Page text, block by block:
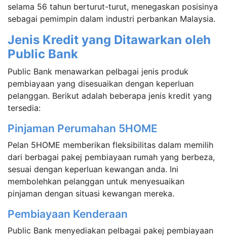
selama 56 tahun berturut-turut, menegaskan posisinya
sebagai pemimpin dalam industri perbankan Malaysia.
Jenis Kredit yang Ditawarkan oleh
Public Bank
Public Bank menawarkan pelbagai jenis produk
pembiayaan yang disesuaikan dengan keperluan
pelanggan. Berikut adalah beberapa jenis kredit yang
tersedia:
Pinjaman Perumahan 5HOME
Pelan 5HOME memberikan fleksibilitas dalam memilih
dari berbagai pakej pembiayaan rumah yang berbeza,
sesuai dengan keperluan kewangan anda. Ini
membolehkan pelanggan untuk menyesuaikan
pinjaman dengan situasi kewangan mereka.
Pembiayaan Kenderaan
Public Bank menyediakan pelbagai pakej pembiayaan